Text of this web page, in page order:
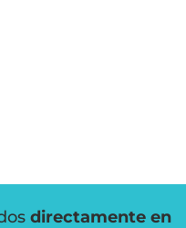
directamente en